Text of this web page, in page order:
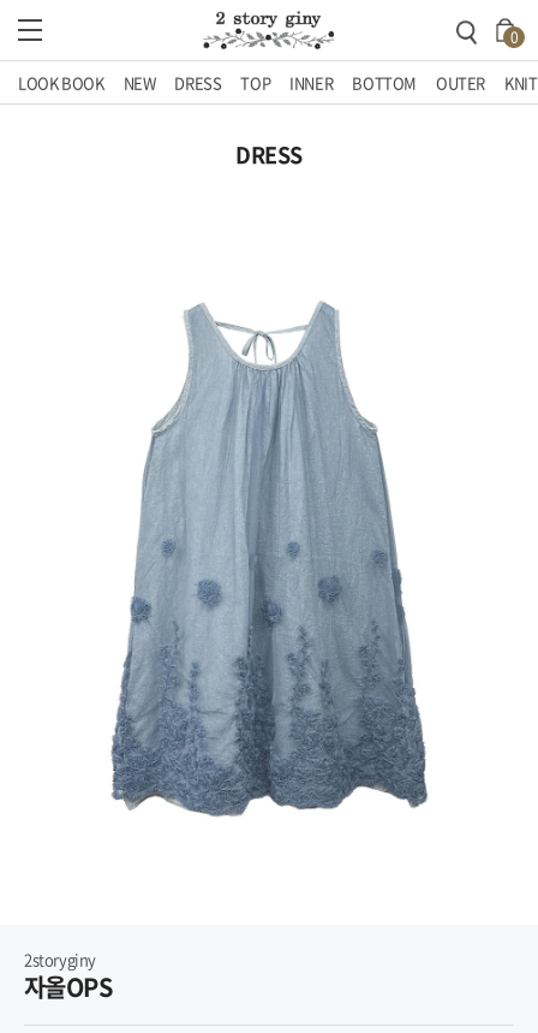
0
LOOK BOOK NEW DRESS TOP INNER BOTTOM OUTER KNIT
DRESS
2storyginy
자올OPS